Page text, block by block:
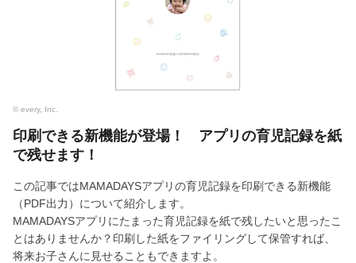
© every, Inc.
印刷できる新機能が登場！ アプリの育児記録を紙
で残せます！
この記事ではMAMADAYSアプリの育児記録を印刷できる新機能
（PDF出力）について紹介します。
MAMADAYSアプリにたまった育児記録を紙で残したいと思ったこ
とはありませんか？印刷した紙をファイリングして保管すれば、
将来お子さんに見せることもできますよ。